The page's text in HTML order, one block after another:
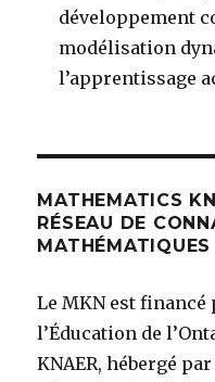
développement
modélisation
l’apprentissage
MATHEMATICS
RÉSEAU DE
MATHÉMATIQUES
Le MKN est
l’Éducation de
KNAER, hébergé